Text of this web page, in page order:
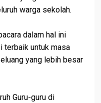
warga sekolah.
dalam hal ini
terbaik untuk masa
yang lebih besar
Guru-guru di